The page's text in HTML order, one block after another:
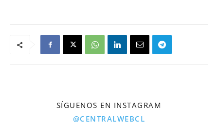
SÍGUENOS EN INSTAGRAM
@CENTRALWEBCL